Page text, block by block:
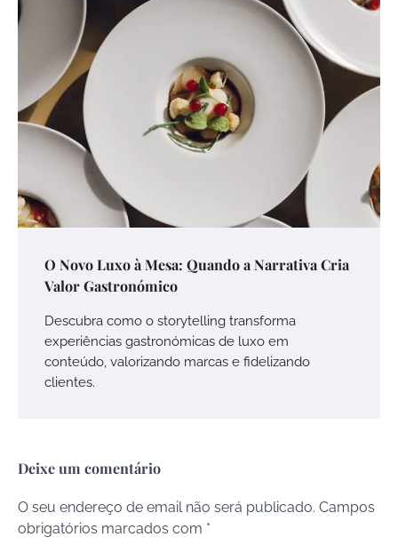
O Novo Luxo à Mesa: Quando a Narrativa Cria
Valor Gastronómico
Descubra como o storytelling transforma
experiências gastronómicas de luxo em
conteúdo, valorizando marcas e fidelizando
clientes.
Deixe um comentário
O seu endereço de email não será publicado. Campos
obrigatórios marcados com *